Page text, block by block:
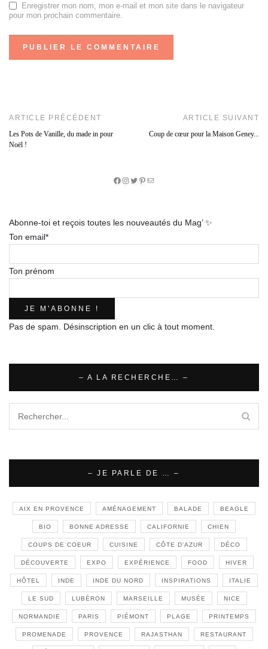
Enregistrer mon nom, mon e-mail et mon site dans le navigateur
pour mon prochain commentaire.
ARTICLE PRÉCÉDENT
Les Pots de Vanille, du made in pour
Noël !
ARTICLE SUIVANT
Coup de cœur pour la Maison Geney...
Facebook
Instagram
Twitter
Pinterest
E-
Abonne-toi et reçois toutes les nouveautés du Mag’ ✨
Ton email*
Ton prénom
Pas de spam. Désinscription en un clic à tout moment.
– A LA RECHERCHE… –
– JE PARLE DE … –
AIX EN PROVENCE AMÉNAGEMENT BALADE BEAGLE
BIO BONNE ADRESSE CALIFORNIE CHIEN
COUPS DE COEUR CUISINE CÔTE D'AZUR DÉCO
DÉCOUVERTE EXPO EXPÉRIENCE FOOD HIVER
HÔTEL INDE INDE DU NORD INSPIRATIONS ITALIE
LE SUD LUBÉRON MARSEILLE MUSÉE NICE
NORMANDIE PARIS PIÉMONT PLAGE PRINTEMPS
PROMENADE PROVENCE RAJASTHAN RESTAURANT